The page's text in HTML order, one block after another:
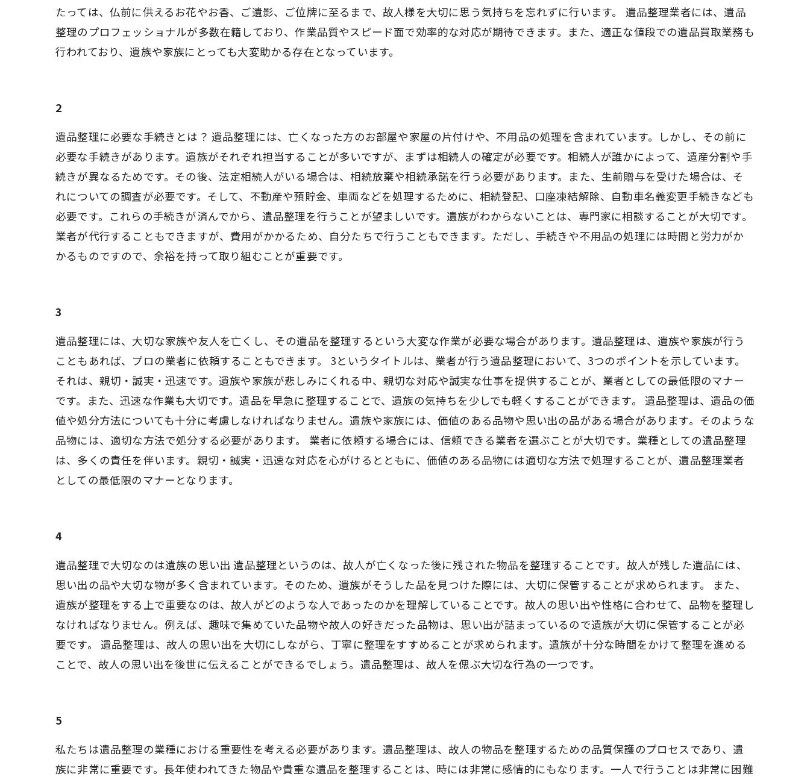
たっては、仏前に供えるお花やお香、ご遺影、ご位牌に至るまで、故人様を大切に思う気持ちを忘れずに行います。 遺品整理業者には、遺品
整理のプロフェッショナルが多数在籍しており、作業品質やスピード面で効率的な対応が期待できます。また、適正な値段での遺品買取業務も
行われており、遺族や家族にとっても大変助かる存在となっています。
2
遺品整理に必要な手続きとは？ 遺品整理には、亡くなった方のお部屋や家屋の片付けや、不用品の処理を含まれています。しかし、その前に
必要な手続きがあります。遺族がそれぞれ担当することが多いですが、まずは相続人の確定が必要です。相続人が誰かによって、遺産分割や手
続きが異なるためです。その後、法定相続人がいる場合は、相続放棄や相続承諾を行う必要があります。また、生前贈与を受けた場合は、そ
れについての調査が必要です。そして、不動産や預貯金、車両などを処理するために、相続登記、口座凍結解除、自動車名義変更手続きなども
必要です。これらの手続きが済んでから、遺品整理を行うことが望ましいです。遺族がわからないことは、専門家に相談することが大切です。
業者が代行することもできますが、費用がかかるため、自分たちで行うこともできます。ただし、手続きや不用品の処理には時間と労力がか
かるものですので、余裕を持って取り組むことが重要です。
3
遺品整理には、大切な家族や友人を亡くし、その遺品を整理するという大変な作業が必要な場合があります。遺品整理は、遺族や家族が行う
こともあれば、プロの業者に依頼することもできます。 3というタイトルは、業者が行う遺品整理において、3つのポイントを示しています。
それは、親切・誠実・迅速です。遺族や家族が悲しみにくれる中、親切な対応や誠実な仕事を提供することが、業者としての最低限のマナー
です。また、迅速な作業も大切です。遺品を早急に整理することで、遺族の気持ちを少しでも軽くすることができます。 遺品整理は、遺品の価
値や処分方法についても十分に考慮しなければなりません。遺族や家族には、価値のある品物や思い出の品がある場合があります。そのような
品物には、適切な方法で処分する必要があります。 業者に依頼する場合には、信頼できる業者を選ぶことが大切です。業種としての遺品整理
は、多くの責任を伴います。親切・誠実・迅速な対応を心がけるとともに、価値のある品物には適切な方法で処理することが、遺品整理業者
としての最低限のマナーとなります。
4
遺品整理で大切なのは遺族の思い出 遺品整理というのは、故人が亡くなった後に残された物品を整理することです。故人が残した遺品には、
思い出の品や大切な物が多く含まれています。そのため、遺族がそうした品を見つけた際には、大切に保管することが求められます。 また、
遺族が整理をする上で重要なのは、故人がどのような人であったのかを理解していることです。故人の思い出や性格に合わせて、品物を整理し
なければなりません。例えば、趣味で集めていた品物や故人の好きだった品物は、思い出が詰まっているので遺族が大切に保管することが必
要です。 遺品整理は、故人の思い出を大切にしながら、丁寧に整理をすすめることが求められます。遺族が十分な時間をかけて整理を進める
ことで、故人の思い出を後世に伝えることができるでしょう。遺品整理は、故人を偲ぶ大切な行為の一つです。
5
私たちは遺品整理の業種における重要性を考える必要があります。遺品整理は、故人の物品を整理するための品質保護のプロセスであり、遺
族に非常に重要です。長年使われてきた物品や貴重な遺品を整理することは、時には非常に感情的にもなります。一人で行うことは非常に困難